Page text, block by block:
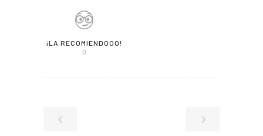
¡LA RECOMIENDOOO!
0